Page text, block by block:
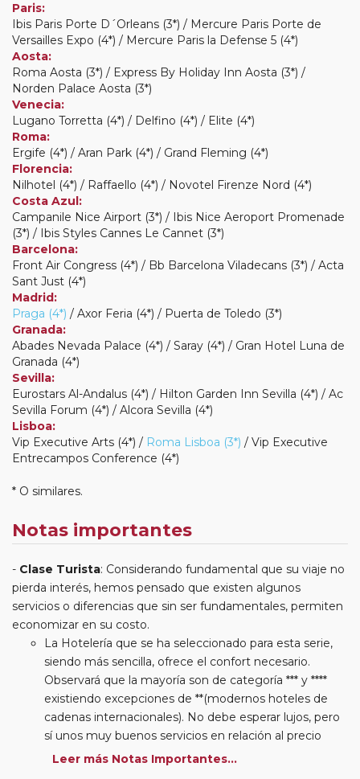
Paris:
Ibis Paris Porte D´Orleans (3*) / Mercure Paris Porte de
Versailles Expo (4*) / Mercure Paris la Defense 5 (4*)
Aosta:
Roma Aosta (3*) / Express By Holiday Inn Aosta (3*) /
Norden Palace Aosta (3*)
Venecia:
Lugano Torretta (4*) / Delfino (4*) / Elite (4*)
Roma:
Ergife (4*) / Aran Park (4*) / Grand Fleming (4*)
Florencia:
Nilhotel (4*) / Raffaello (4*) / Novotel Firenze Nord (4*)
Costa Azul:
Campanile Nice Airport (3*) / Ibis Nice Aeroport Promenade
(3*) / Ibis Styles Cannes Le Cannet (3*)
Barcelona:
Front Air Congress (4*) / Bb Barcelona Viladecans (3*) / Acta
Sant Just (4*)
Madrid:
Praga (4*) / Axor Feria (4*) / Puerta de Toledo (3*)
Granada:
Abades Nevada Palace (4*) / Saray (4*) / Gran Hotel Luna de
Granada (4*)
Sevilla:
Eurostars Al-Andalus (4*) / Hilton Garden Inn Sevilla (4*) / Ac
Sevilla Forum (4*) / Alcora Sevilla (4*)
Lisboa:
Vip Executive Arts (4*) / Roma Lisboa (3*) / Vip Executive
Entrecampos Conference (4*)
* O similares.
Notas importantes
Clase Turista: Considerando fundamental que su viaje no
pierda interés, hemos pensado que existen algunos
servicios o diferencias que sin ser fundamentales, permiten
economizar en su costo.
La Hotelería que se ha seleccionado para esta serie,
siendo más sencilla, ofrece el confort necesario.
Observará que la mayoría son de categoría *** y ****
existiendo excepciones de **(modernos hoteles de
cadenas internacionales). No debe esperar lujos, pero
sí unos muy buenos servicios en relación al precio
abonado por el paquete adquirido. Algunos hoteles se
Leer más Notas Importantes...